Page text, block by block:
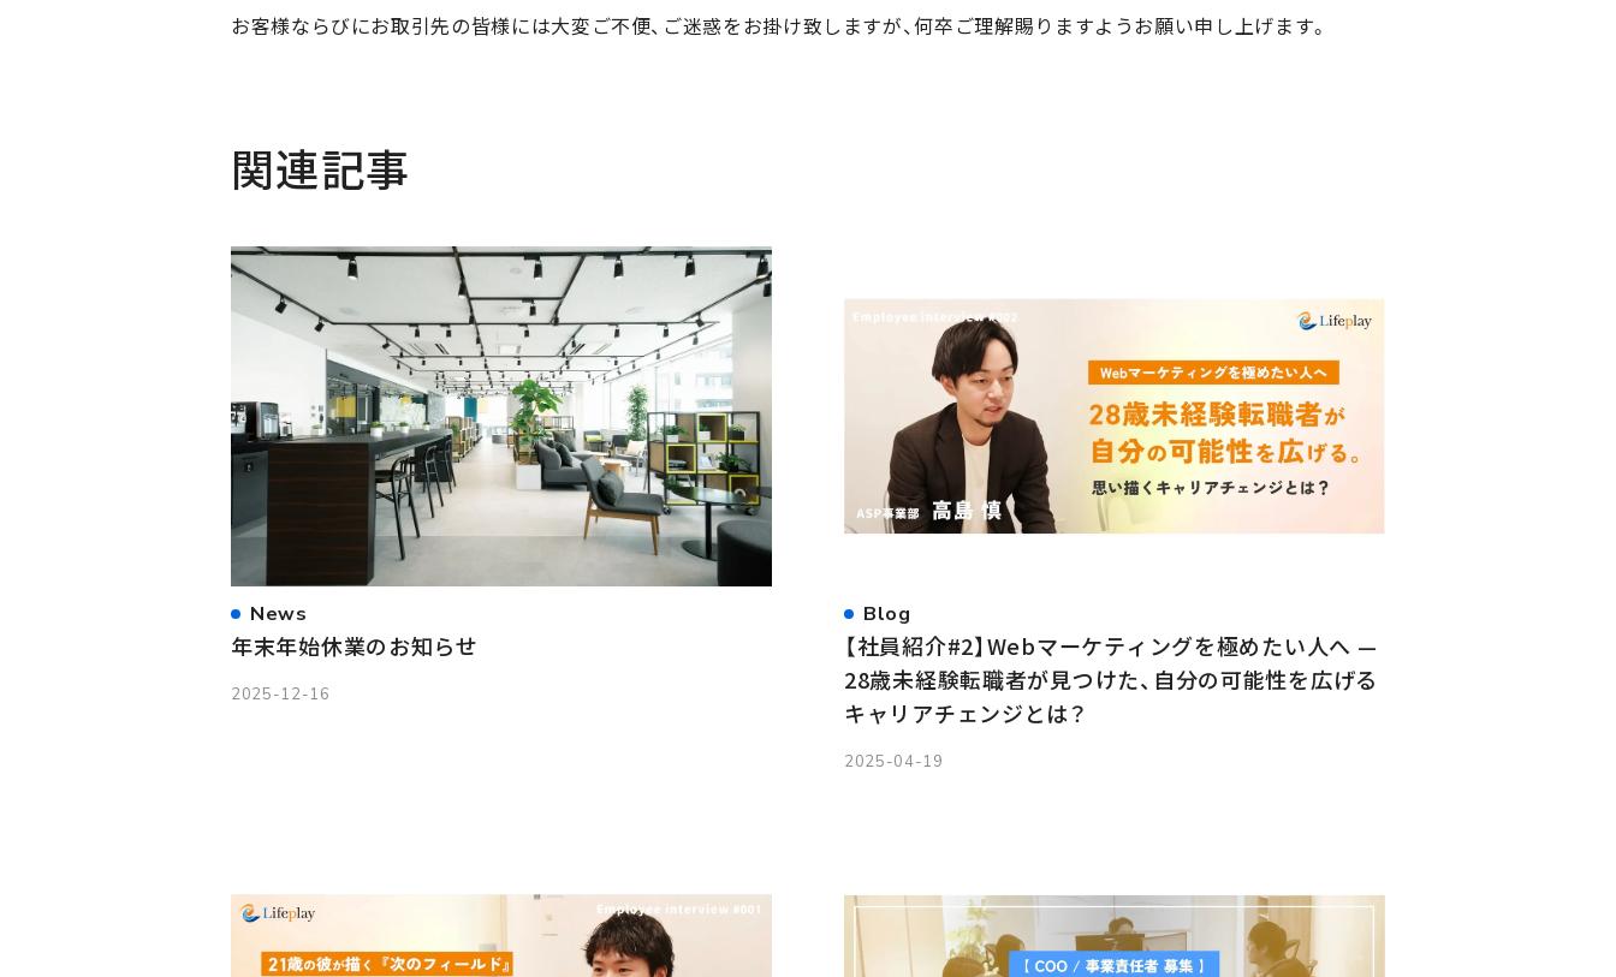
お客様ならびにお取引先の皆様には大変ご不便、ご迷惑をお掛け致しますが、何卒ご理解賜りますようお願い申し上げます。
関連記事
News
年末年始休業のお知らせ
2025-12-16
Blog
【社員紹介#2】Webマーケティングを極めたい人へ —
28歳未経験転職者が見つけた、自分の可能性を広げる
キャリアチェンジとは？
2025-04-19